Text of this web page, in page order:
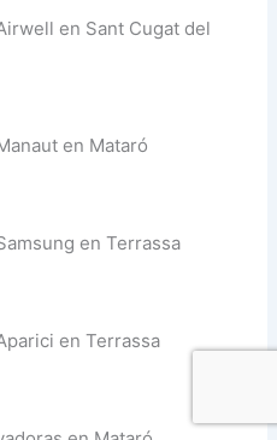
en Sant Cugat del
en Mataró
en Terrassa
en Terrassa